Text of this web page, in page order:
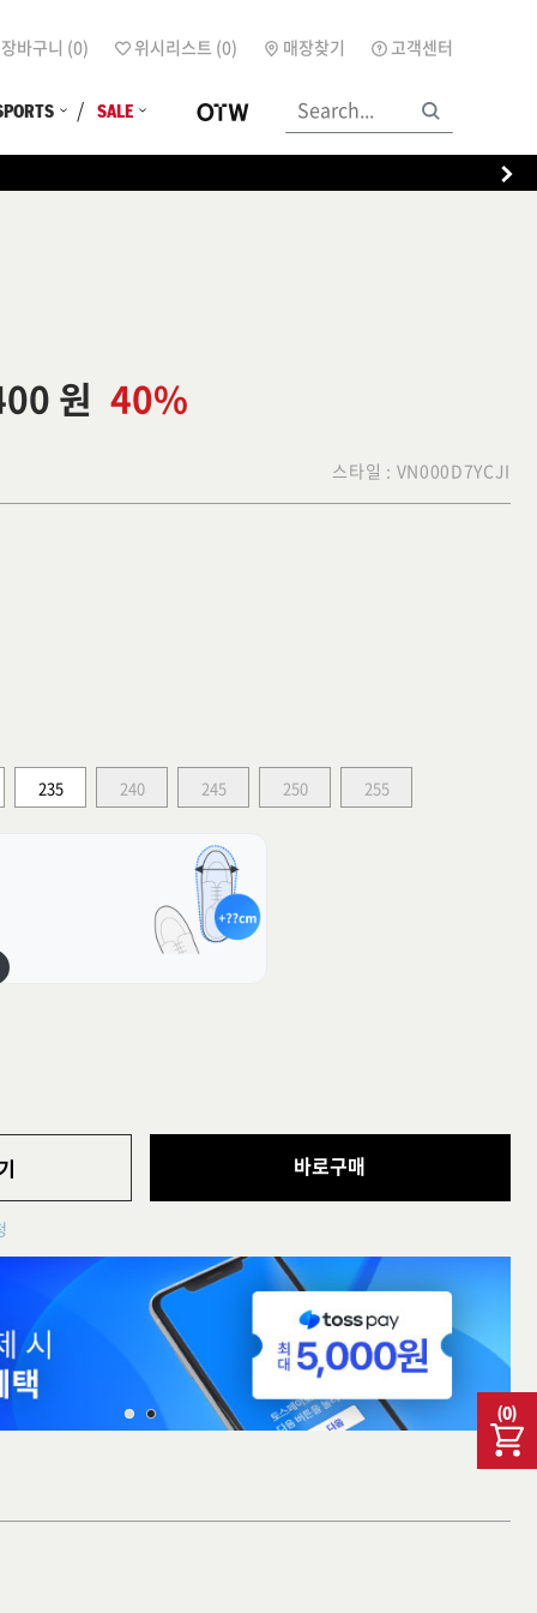
장바구니 (0) 위시리스트 (0) 매장찾기 고객센터
SALE
(0)
원 40%
스타일 : VN000D7YCJI
235 240 245 250 255
바로구매